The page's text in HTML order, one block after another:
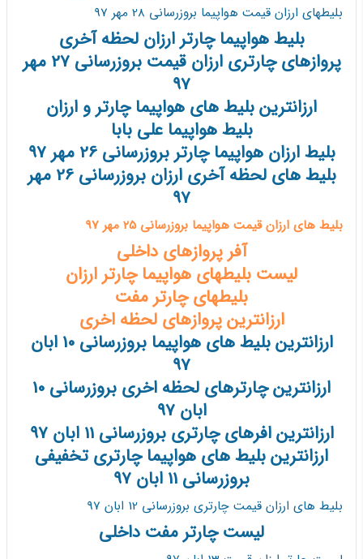
بلیطهای ارزان قیمت هواپیما بروزرسانی 28 مهر 97
بلیط هواپیما چارتر ارزان لحظه آخری
پروازهای چارتری ارزان قیمت بروزرسانی 27 مهر
97
ارزانترین بلیط های هواپیما چارتر و ارزان
بلیط هواپیما علی بابا
بلیط ارزان هواپیما چارتر بروزرسانی 26 مهر 97
بلیط های لحظه آخری ارزان بروزرسانی 26 مهر
97
بلیط های ارزان قیمت هواپیما بروزرسانی 25 مهر 97
آفر پروازهای داخلی
لیست بلیطهای هواپیما چارتر ارزان
بلیطهای چارتر مفت
ارزانترین پروازهای لحظه اخری
ارزانترین بلیط های هواپیما بروزرسانی 10 ابان
97
ارزانترین چارترهای لحظه اخری بروزرسانی 10
ابان 97
ارزانترین افرهای چارتری بروزرسانی 11 ابان 97
ارزانترین بلیط های هواپیما چارتری تخفیفی
بروزرسانی 11 ابان 97
بلیط های ارزان قیمت چارتری بروزرسانی 12 ابان 97
لیست چارتر مفت داخلی